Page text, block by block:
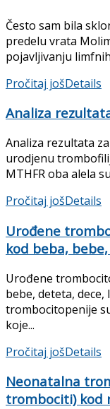
Često sam bila
predelu vrata
pojavljivanju
Pročitaj jošDetails
Analiza
Analiza rezultata
urodjenu
MTHFR oba alela
Pročitaj jošDetails
Urođene
kod beba,
Urođene
bebe, deteta,
trombocitopenije
koje...
Pročitaj jošDetails
Neonatalna
trombociti) kod